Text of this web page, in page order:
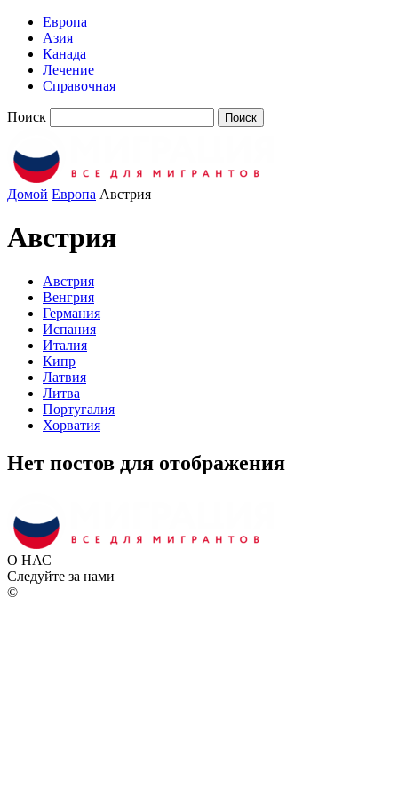
Европа
Азия
Канада
Лечение
Справочная
Поиск
Домой Европа Австрия
Австрия
Австрия
Венгрия
Германия
Испания
Италия
Кипр
Латвия
Литва
Португалия
Хорватия
Нет постов для отображения
О НАС
Следуйте за нами
©